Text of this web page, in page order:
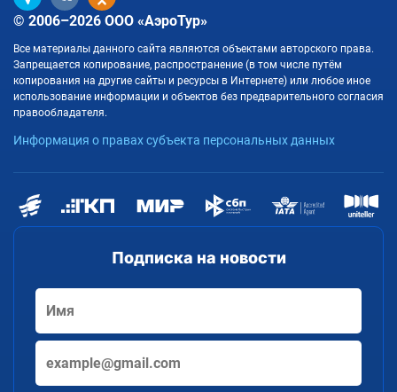
Подписка на новости
© 2006–2026 ООО «АэроТур»
Все материалы данного сайта являются объектами авторского права.
Запрещается копирование, распространение (в том числе путём
копирования на другие сайты и ресурсы в Интернете) или любое иное
использование информации и объектов без предварительного согласия
правообладателя.
Информация о правах субъекта персональных данных